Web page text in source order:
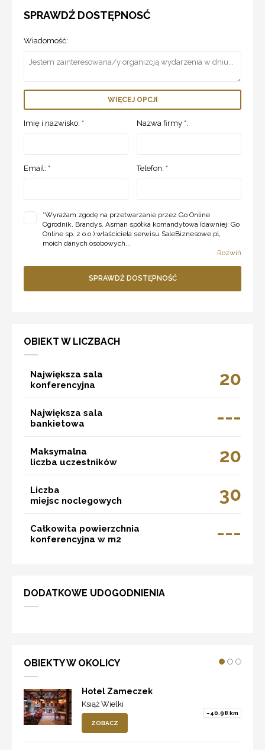
SPRAWDŹ DOSTĘPNOSĆ
Wiadomość:
WIĘCEJ OPCJI
Imię i nazwisko: * Nazwa firmy *:
Email: * Telefon: *
*Wyrażam zgodę na przetwarzanie przez Go Online
Ogrodnik, Brandys, Asman spółka komandytowa (dawniej: Go
Online sp. z o.o.) właściciela serwisu SaleBiznesowe.pl,
moich danych osobowych...
Rozwiń
SPRAWDŹ DOSTĘPNOŚĆ
OBIEKT W LICZBACH
Największa sala
konferencyjna
20
Największa sala
bankietowa
---
Maksymalna
liczba uczestników
20
Liczba
miejsc noclegowych
30
Całkowita powierzchnia
konferencyjna w m2
---
DODATKOWE UDOGODNIENIA
OBIEKTY W OKOLICY
Hotel Zameczek
Książ Wielki
~40.98 km
ZOBACZ